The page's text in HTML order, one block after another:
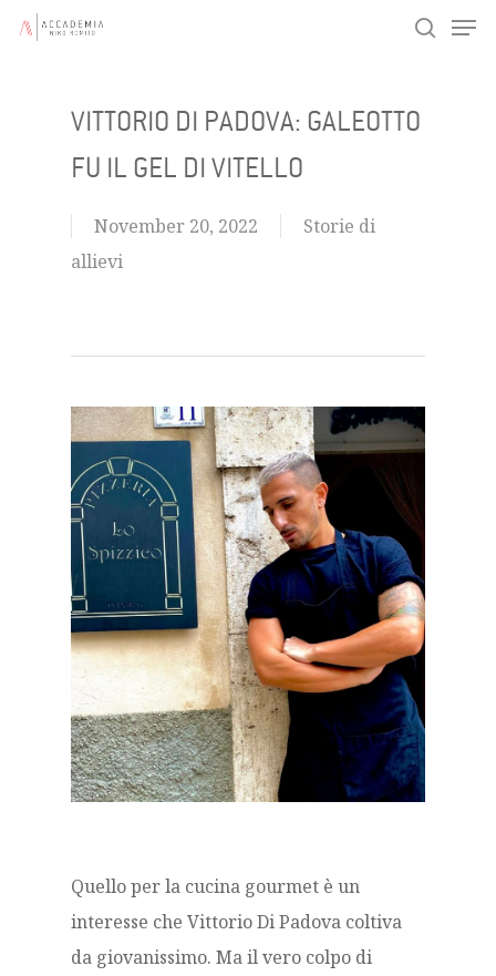
Skip
VITTORIO DI PADOVA: GALEOTTO
FU IL GEL DI VITELLO
November 20, 2022
Storie di
allievi
Quello per la cucina gourmet è un
interesse che Vittorio Di Padova coltiva
da giovanissimo. Ma il vero colpo di